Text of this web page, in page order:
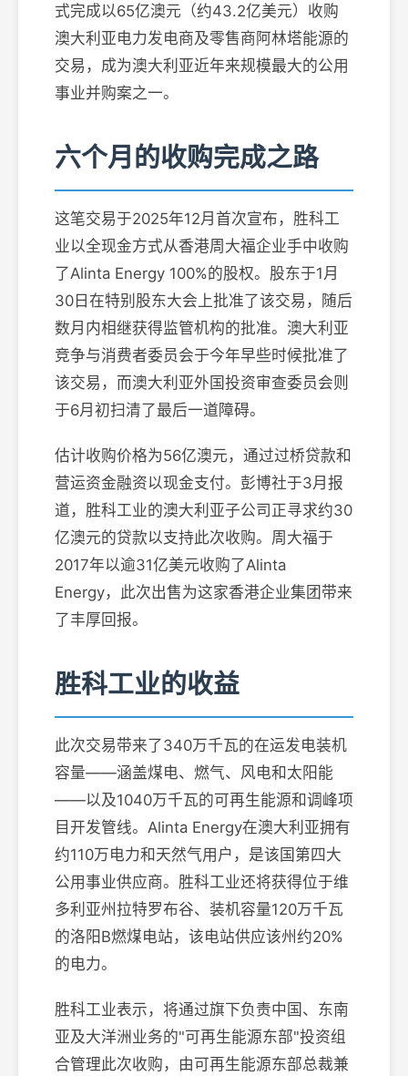
式完成以65亿澳元（约43.2亿美元）收购
澳大利亚电力发电商及零售商阿林塔能源的
交易，成为澳大利亚近年来规模最大的公用
事业并购案之一。
六个月的收购完成之路
这笔交易于2025年12月首次宣布，胜科工
业以全现金方式从香港周大福企业手中收购
了Alinta Energy 100%的股权。股东于1月
30日在特别股东大会上批准了该交易，随后
数月内相继获得监管机构的批准。澳大利亚
竞争与消费者委员会于今年早些时候批准了
该交易，而澳大利亚外国投资审查委员会则
于6月初扫清了最后一道障碍。
估计收购价格为56亿澳元，通过过桥贷款和
营运资金融资以现金支付。彭博社于3月报
道，胜科工业的澳大利亚子公司正寻求约30
亿澳元的贷款以支持此次收购。周大福于
2017年以逾31亿美元收购了Alinta
Energy，此次出售为这家香港企业集团带来
了丰厚回报。
胜科工业的收益
此次交易带来了340万千瓦的在运发电装机
容量——涵盖煤电、燃气、风电和太阳能
——以及1040万千瓦的可再生能源和调峰项
目开发管线。Alinta Energy在澳大利亚拥有
约110万电力和天然气用户，是该国第四大
公用事业供应商。胜科工业还将获得位于维
多利亚州拉特罗布谷、装机容量120万千瓦
的洛阳B燃煤电站，该电站供应该州约20%
的电力。
胜科工业表示，将通过旗下负责中国、东南
亚及大洋洲业务的"可再生能源东部"投资组
合管理此次收购，由可再生能源东部总裁兼